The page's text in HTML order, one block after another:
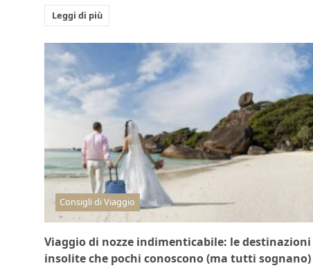
Leggi di più
Consigli di Viaggio
Viaggio di nozze indimenticabile: le destinazioni
insolite che pochi conoscono (ma tutti sognano)